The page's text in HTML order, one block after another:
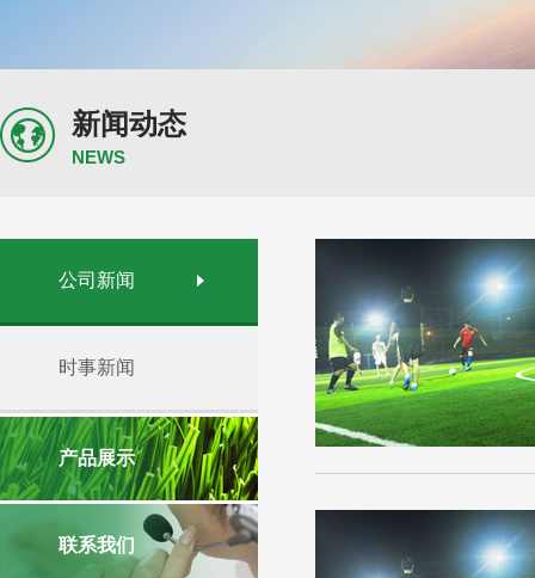
新闻动态
NEWS
公司新闻
时事新闻
产品展示
联系我们